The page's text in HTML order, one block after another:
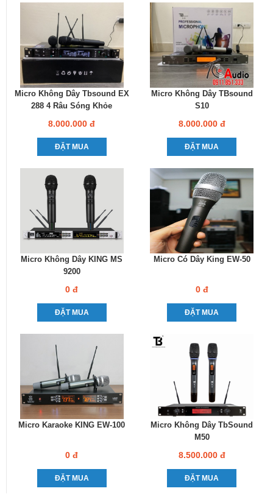
Micro Không Dây Tbsound EX
288 4 Râu Sóng Khỏe
8.000.000 đ
ĐẶT MUA
Micro Không Dây TBsound
S10
8.000.000 đ
ĐẶT MUA
Micro Không Dây KING MS
9200
0 đ
ĐẶT MUA
Micro Có Dây King EW-50
0 đ
ĐẶT MUA
Micro Karaoke KING EW-100
0 đ
ĐẶT MUA
Micro Không Dây TbSound
M50
8.500.000 đ
ĐẶT MUA